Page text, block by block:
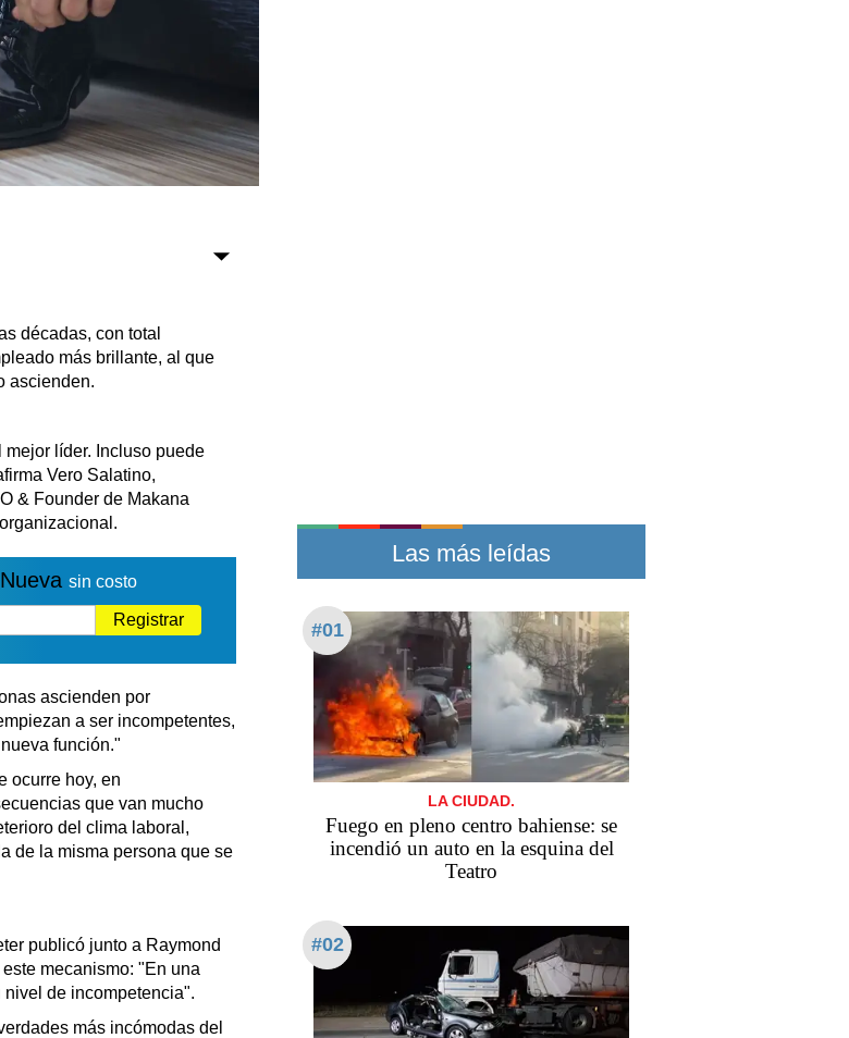
décadas, con total
más brillante, al que
ascienden.
líder. Incluso puede
Vero Salatino,
& Founder de Makana
sin costo
Registrar
ascienden por
a ser incompetentes,
función."
ocurre hoy, en
que van mucho
del clima laboral,
de la misma persona que se
publicó junto a Raymond
mecanismo: "En una
de incompetencia".
más incómodas del
Las más leídas
#01
LA CIUDAD.
Fuego en pleno centro bahiense: se
incendió un auto en la esquina del
Teatro
#02